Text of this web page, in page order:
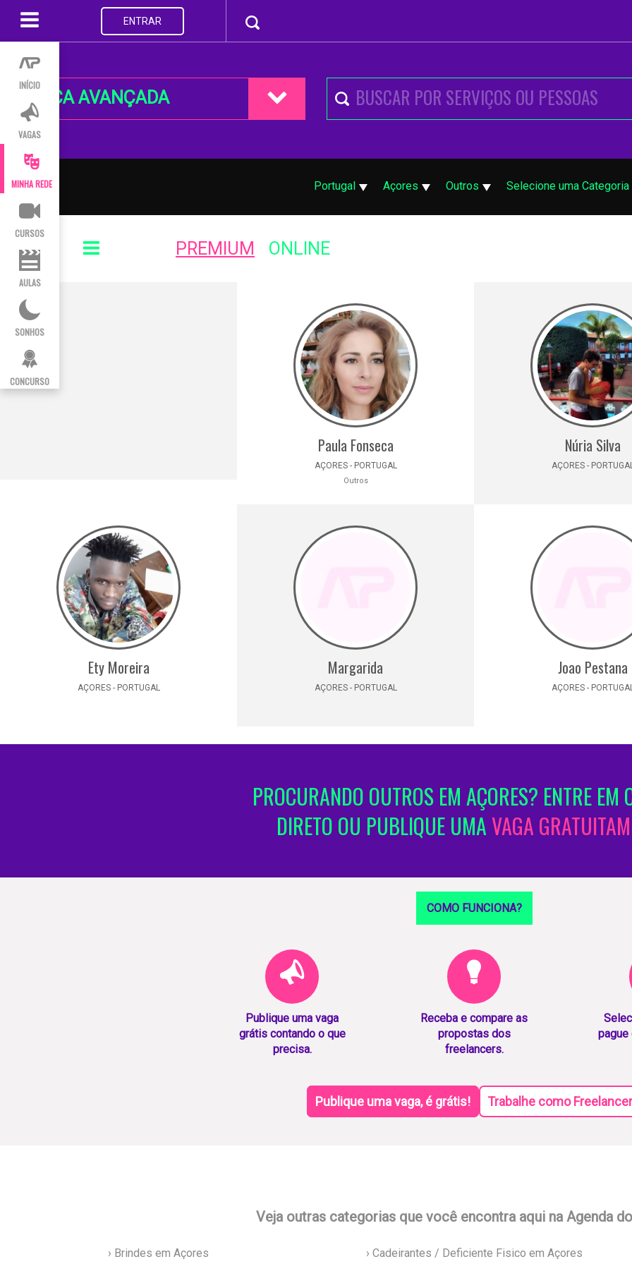
INÍCIO
VAGAS
MINHA REDE
CURSOS
AULAS
SONHOS
CONCURSO
ENTRAR
BUSCA AVANÇADA
Portugal Açores Outros Selecione uma Categoria
PREMIUM ONLINE
Paula Fonseca
AÇORES - PORTUGAL
Outros
Núria Silva
AÇORES -
Ety Moreira
AÇORES - PORTUGAL
Margarida
AÇORES - PORTUGAL
Joao Pestana
AÇORES -
PROCURANDO OUTROS EM AÇORES? ENTRE EM
DIRETO OU PUBLIQUE UMAVAGA
COMO FUNCIONA?
Publique uma vaga
grátis contando o que
precisa.
Receba e compare as
propostas dos
freelancers.
pague
Publique uma vaga, é grátis! Trabalhe como Freelancer
Veja outras categorias que você encontra aqui na Agenda
› Brindes em Açores › Cadeirantes / Deficiente Fisico em Açores